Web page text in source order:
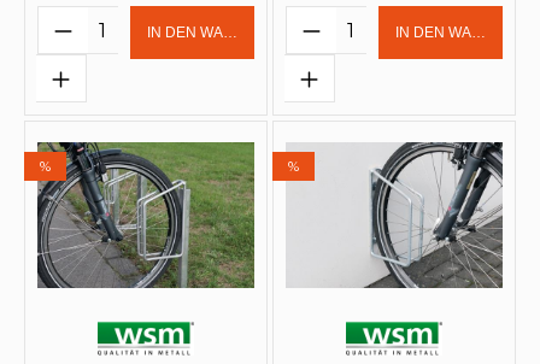
Produkt Anzahl: Gib den
IN DEN WARENKORB Produkt Anzahl:
IN DEN
% %